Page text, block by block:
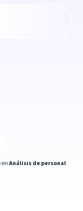
Análisis de personal